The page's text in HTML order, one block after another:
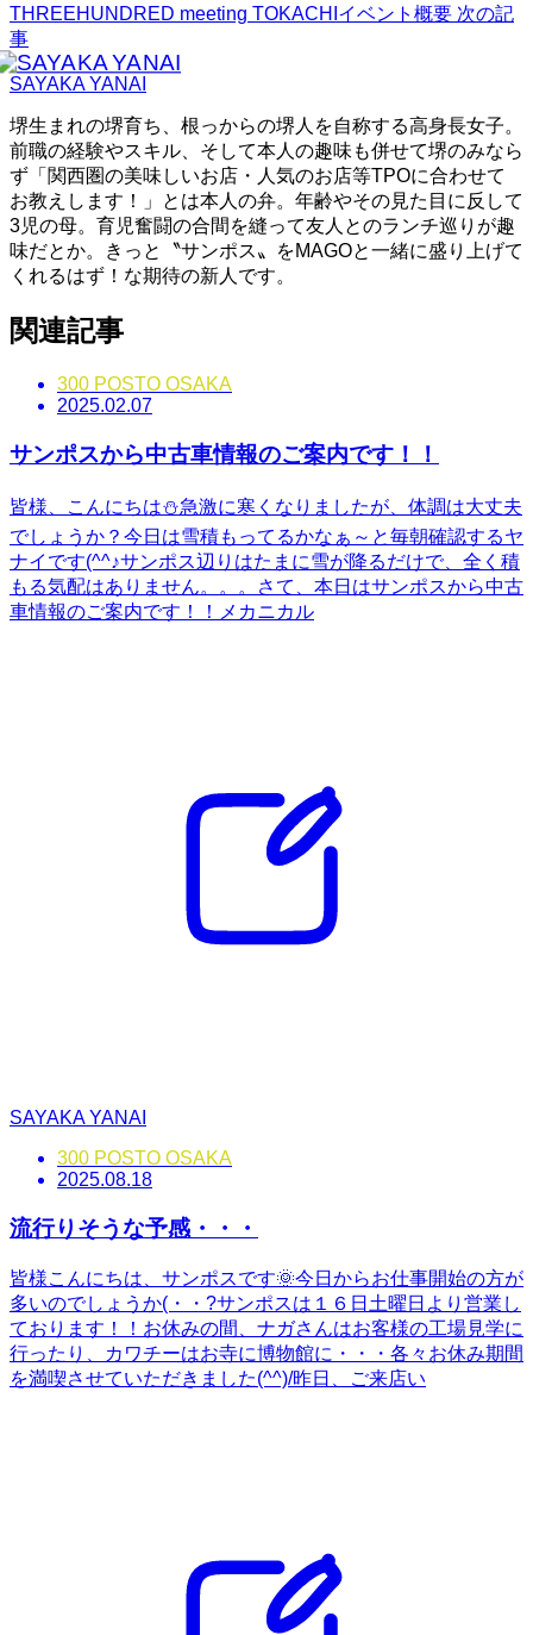
THREEHUNDRED meeting TOKACHIイベント概要 次の記
事
SAYAKA YANAI
堺生まれの堺育ち、根っからの堺人を自称する高身長女子。
前職の経験やスキル、そして本人の趣味も併せて堺のみなら
ず「関西圏の美味しいお店・人気のお店等TPOに合わせて
お教えします！」とは本人の弁。年齢やその見た目に反して
3児の母。育児奮闘の合間を縫って友人とのランチ巡りが趣
味だとか。きっと〝サンポス〟をMAGOと一緒に盛り上げて
くれるはず！な期待の新人です。
関連記事
300 POSTO OSAKA
2025.02.07
サンポスから中古車情報のご案内です！！
皆様、こんにちは⛄急激に寒くなりましたが、体調は大丈夫
でしょうか？今日は雪積もってるかなぁ～と毎朝確認するヤ
ナイです(^^♪サンポス辺りはたまに雪が降るだけで、全く積
もる気配はありません。。。さて、本日はサンポスから中古
車情報のご案内です！！メカニカル
SAYAKA YANAI
300 POSTO OSAKA
2025.08.18
流行りそうな予感・・・
皆様こんにちは、サンポスです🌞今日からお仕事開始の方が
多いのでしょうか(・・?サンポスは１６日土曜日より営業し
ております！！お休みの間、ナガさんはお客様の工場見学に
行ったり、カワチーはお寺に博物館に・・・各々お休み期間
を満喫させていただきました(^^)/昨日、ご来店い